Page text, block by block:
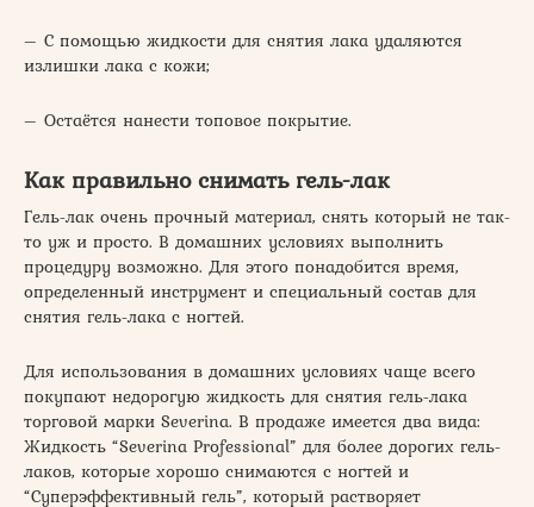
– С помощью жидкости для снятия лака удаляются
излишки лака с кожи;
– Остаётся нанести топовое покрытие.
Как правильно снимать гель-лак
Гель-лак очень прочный материал, снять который не так-
то уж и просто. В домашних условиях выполнить
процедуру возможно. Для этого понадобится время,
определенный инструмент и специальный состав для
снятия гель-лака с ногтей.
Для использования в домашних условиях чаще всего
покупают недорогую жидкость для снятия гель-лака
торговой марки Severina. В продаже имеется два вида:
Жидкость “Severina Professional” для более дорогих гель-
лаков, которые хорошо снимаются с ногтей и
“Суперэффективный гель”, который растворяет